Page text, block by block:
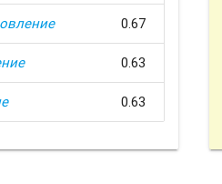
0.67
0.63
0.63